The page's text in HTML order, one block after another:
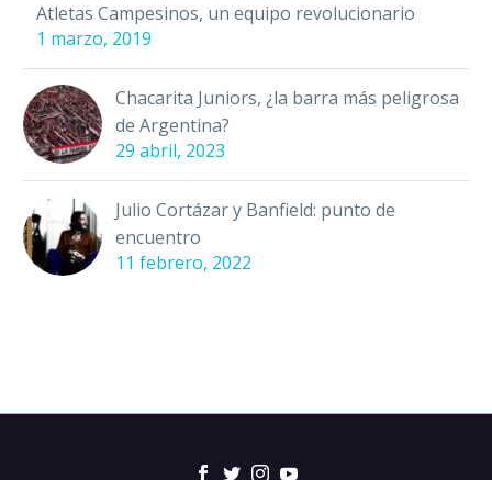
Atletas Campesinos, un equipo revolucionario
1 marzo, 2019
Chacarita Juniors, ¿la barra más peligrosa
de Argentina?
29 abril, 2023
Julio Cortázar y Banfield: punto de
encuentro
11 febrero, 2022